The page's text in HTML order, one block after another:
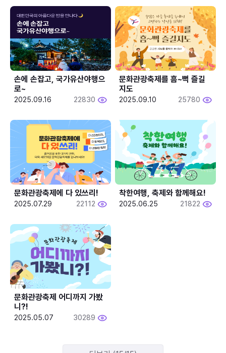
손에 손잡고, 국가유산야행으
로~
2025.09.16 22830
문화관광축제를 흠~뻑 즐길
지도
2025.09.10 25780
문화관광축제에 다 있쓰리!
2025.07.29 22112
착한여행, 축제와 함께해요!
2025.06.25 21822
문화관광축제 어디까지 가봤
니?!
2025.05.07 30289